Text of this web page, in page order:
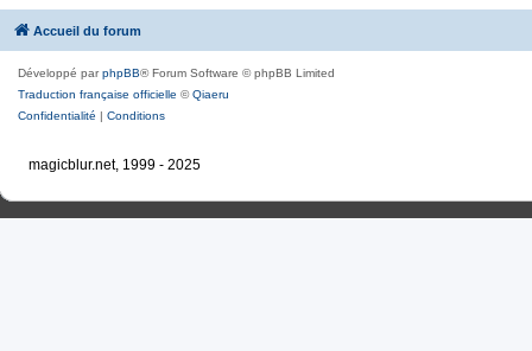
Accueil du forum
Développé parphpBB® Forum Software © phpBB Limited
Traduction française officielle ©Qiaeru
Confidentialité | Conditions
magicblur.net, 1999 - 2025